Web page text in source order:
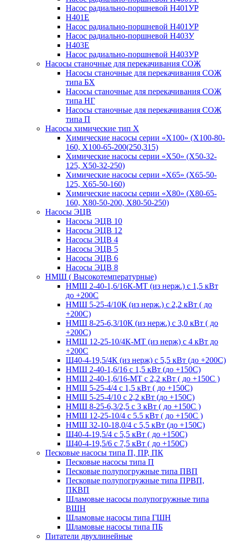
Насос радиально-поршневой Н401УР
Н401Е
Насос радиально-поршневой Н401УР
Насос радиально-поршневой Н403У
Н403Е
Насос радиально-поршневой Н403УР
Насосы станочные для перекачивания СОЖ
Насосы станочные для перекачивания СОЖ
типа БХ
Насосы станочные для перекачивания СОЖ
типа НГ
Насосы станочные для перекачивания СОЖ
типа П
Насосы химические тип Х
Химические насосы серии «Х100» (Х100-80-
160, Х100-65-200(250,315)
Химические насосы серии «Х50» (Х50-32-
125, Х50-32-250)
Химические насосы серии «Х65» (Х65-50-
125, Х65-50-160)
Химические насосы серии «Х80» (Х80-65-
160, Х80-50-200, Х80-50-250)
Насосы ЭЦВ
Насосы ЭЦВ 10
Насосы ЭЦВ 12
Насосы ЭЦВ 4
Насосы ЭЦВ 5
Насосы ЭЦВ 6
Насосы ЭЦВ 8
НМШ ( Высокотемпературные)
НМШ 2-40-1,6/16К-МТ (из нерж.) с 1,5 кВт
до +200С
НМШ 5-25-4/10К (из нерж.) с 2,2 кВт ( до
+200С)
НМШ 8-25-6,3/10К (из нерж.) с 3,0 кВт ( до
+200С)
НМШ 12-25-10/4К-МТ (из нерж) с 4 кВт до
+200С
Ш40-4-19,5/4К (из нерж) с 5,5 кВт (до +200С)
НМШ 2-40-1,6/16 с 1,5 кВт (до +150С)
НМШ 2-40-1,6/16-МТ с 2,2 кВт ( до +150С )
НМШ 5-25-4/4 с 1,5 кВт ( до +150С)
НМШ 5-25-4/10 с 2,2 кВт (до +150С)
НМШ 8-25-6,3/2,5 с 3 кВт ( до +150С )
НМШ 12-25-10/4 с 5.5 кВт ( до +150С )
НМШ 32-10-18,0/4 с 5,5 кВт (до +150С)
Ш40-4-19,5/4 с 5,5 кВт ( до +150С)
Ш40-4-19,5/6 с 7,5 кВт ( до +150С)
Песковые насосы типа П, ПР, ПК
Песковые насосы типа П
Песковые полупогружные типа ПВП
Песковые полупогружные типа ПРВП,
ПКВП
Шламовые насосы полупогружные типа
ВШН
Шламовые насосы типа ГШН
Шламовые насосы типа ПБ
Питатели двухлинейные